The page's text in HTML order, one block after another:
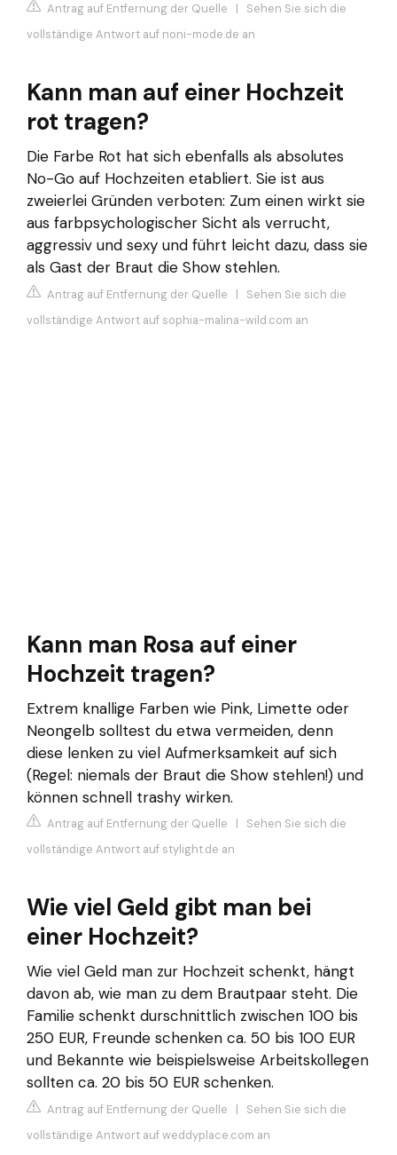
Antrag auf Entfernung der Quelle | Sehen Sie sich die
vollständige Antwort auf noni-mode.de an
Kann man auf einer Hochzeit
rot tragen?
Die Farbe Rot hat sich ebenfalls als absolutes
No-Go auf Hochzeiten etabliert. Sie ist aus
zweierlei Gründen verboten: Zum einen wirkt sie
aus farbpsychologischer Sicht als verrucht,
aggressiv und sexy und führt leicht dazu, dass sie
als Gast der Braut die Show stehlen.
Antrag auf Entfernung der Quelle | Sehen Sie sich die
vollständige Antwort auf sophia-malina-wild.com an
Kann man Rosa auf einer
Hochzeit tragen?
Extrem knallige Farben wie Pink, Limette oder
Neongelb solltest du etwa vermeiden, denn
diese lenken zu viel Aufmerksamkeit auf sich
(Regel: niemals der Braut die Show stehlen!) und
können schnell trashy wirken.
Antrag auf Entfernung der Quelle | Sehen Sie sich die
vollständige Antwort auf stylight.de an
Wie viel Geld gibt man bei
einer Hochzeit?
Wie viel Geld man zur Hochzeit schenkt, hängt
davon ab, wie man zu dem Brautpaar steht. Die
Familie schenkt durschnittlich zwischen 100 bis
250 EUR, Freunde schenken ca. 50 bis 100 EUR
und Bekannte wie beispielsweise Arbeitskollegen
sollten ca. 20 bis 50 EUR schenken.
Antrag auf Entfernung der Quelle | Sehen Sie sich die
vollständige Antwort auf weddyplace.com an